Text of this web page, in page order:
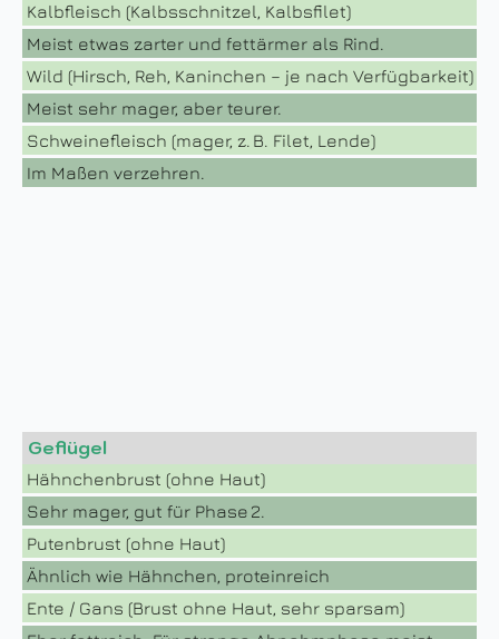
Kalbfleisch (Kalbsschnitzel, Kalbsfilet)
Meist etwas zarter und fettärmer als Rind.
Wild (Hirsch, Reh, Kaninchen – je nach Verfügbarkeit)
Meist sehr mager, aber teurer.
Schweinefleisch (mager, z. B. Filet, Lende)
Im Maßen verzehren.
Geflügel
Hähnchenbrust (ohne Haut)
Sehr mager, gut für Phase 2.
Putenbrust (ohne Haut)
Ähnlich wie Hähnchen, proteinreich
Ente / Gans (Brust ohne Haut, sehr sparsam)